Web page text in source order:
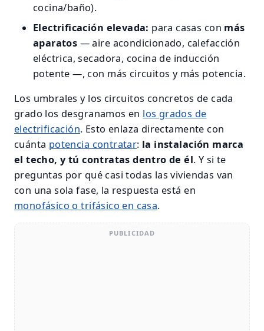
cocina/baño).
Electrificación elevada: para casas con más
aparatos — aire acondicionado, calefacción
eléctrica, secadora, cocina de inducción
potente —, con más circuitos y más potencia.
Los umbrales y los circuitos concretos de cada
grado los desgranamos en los grados de
electrificación. Esto enlaza directamente con
cuánta potencia contratar: la instalación marca
el techo, y tú contratas dentro de él. Y si te
preguntas por qué casi todas las viviendas van
con una sola fase, la respuesta está en
monofásico o trifásico en casa.
PUBLICIDAD